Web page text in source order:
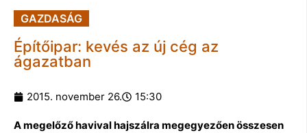
GAZDASÁG
Építőipar: kevés az új cég az
ágazatban
2015. november 26. 15:30
A megelőző havival hajszálra megegyezően összesen